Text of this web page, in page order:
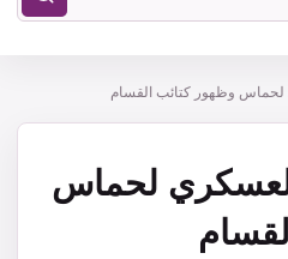
لحماس وظهور كتائب القسام
لحماس